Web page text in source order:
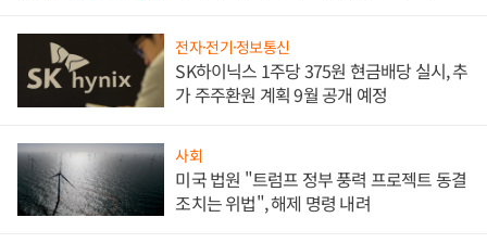
전자·전기·정보통신
SK하이닉스 1주당 375원 현금배당 실시, 추
가 주주환원 계획 9월 공개 예정
사회
미국 법원 "트럼프 정부 풍력 프로젝트 동결
조치는 위법", 해제 명령 내려